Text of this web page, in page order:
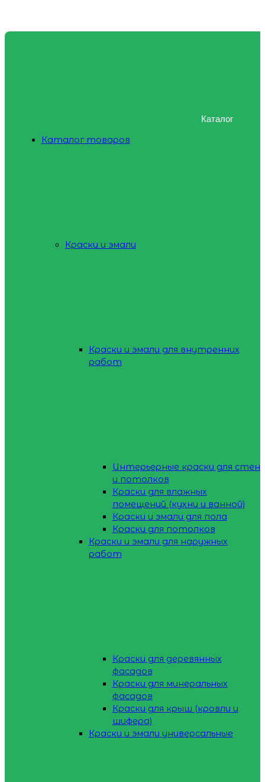
Каталог
Каталог товаров
Краски и эмали
Краски и эмали для внутренних
работ
Интерьерные краски для стен
и потолков
Краски для влажных
помещений (кухни и ванной)
Краски и эмали для пола
Краски для потолков
Краски и эмали для наружных
работ
Краски для деревянных
фасадов
Краски для минеральных
фасадов
Краски для крыш (кровли и
шифера)
Краски и эмали универсальные